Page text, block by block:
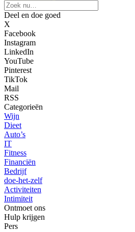
Deel en doe goed
X
Facebook
Instagram
LinkedIn
YouTube
Pinterest
TikTok
Mail
RSS
Categorieën
Wijn
Dieet
Auto’s
IT
Fitness
Financiën
Bedrijf
doe-het-zelf
Activiteiten
Intimiteit
Ontmoet ons
Hulp krijgen
Pers